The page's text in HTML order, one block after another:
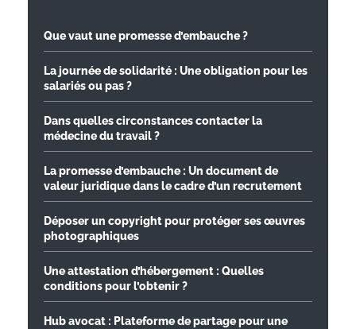
Que vaut une promesse d’embauche ?
La journée de solidarité : Une obligation pour les
salariés ou pas ?
Dans quelles circonstances contacter la
médecine du travail ?
La promesse d’embauche : Un document de
valeur juridique dans le cadre d’un recrutement
Déposer un copyright pour protéger ses œuvres
photographiques
Une attestation d’hébergement : Quelles
conditions pour l’obtenir ?
Hub avocat : Plateforme de partage pour une